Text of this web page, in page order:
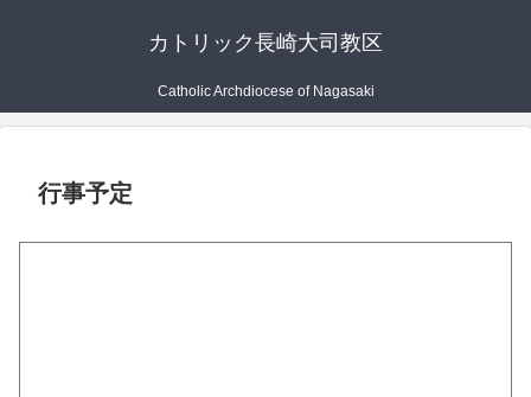
カトリック長崎大司教区
Catholic Archdiocese of Nagasaki
行事予定